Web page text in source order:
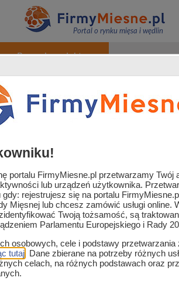
Portal o rynku mięsa i wędlin
+ Promuj produkty
portalu
Rejestracja / Logowanie
Translate
Handel / Gastronomia
Strefa sklep mięsny
Zaopatrzenie i usługi
Strefa marek
portalu FirmyMiesne.pl przetwarzamy Twój
lub urządzeń użytkownika.
rejestrujesz się na portalu
Mięsnej lub chcesz zamówić usługi online.
Twoją tożsamość, są
Parlamentu Europejskiego i Rady
osobowych, cele i podstawy
tutaj . Dane zbierane na potrzeby różnych
celach, na różnych podstawach oraz